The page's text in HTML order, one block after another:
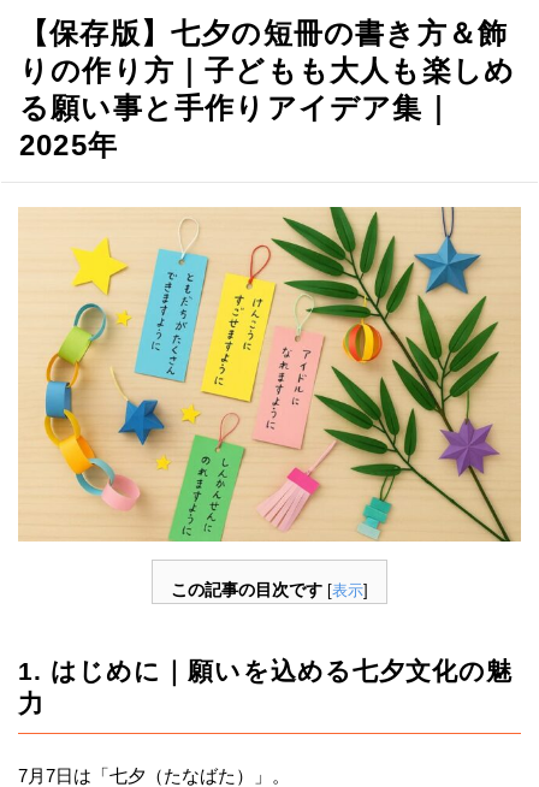
【保存版】七夕の短冊の書き方＆飾
りの作り方｜子どもも大人も楽しめ
る願い事と手作りアイデア集｜
2025年
この記事の目次です [表示]
1. はじめに｜願いを込める七夕文化の魅
力
7月7日は「七夕（たなばた）」。